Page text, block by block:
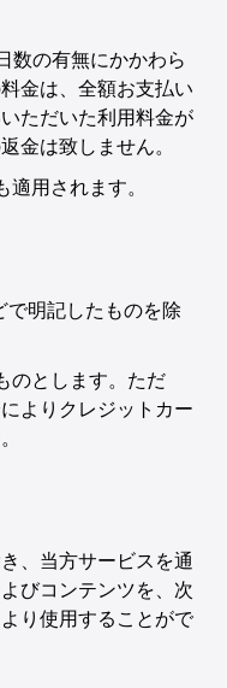
数の有無にかかわら
金は、全額お支払い
ただいた利用料金が
金は致しません。
用されます。
で明記したものを除
のとします。ただ
よりクレジットカー
、当方サービスを通
びコンテンツを、次
り使用することがで